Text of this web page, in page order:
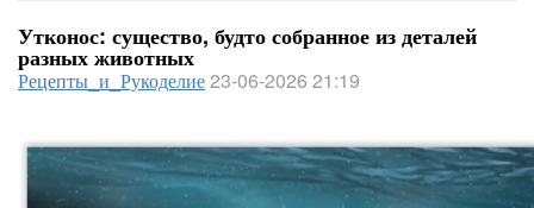
Утконос: существо, будто собранное из деталей
разных животных
Рецепты_и_Рукоделие23-06-2026 21:19